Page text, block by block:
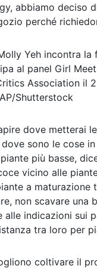
abbiamo deciso
perché
al panel Girl
Association il
Shutterstock
dove metterai
dove sono le cose
più basse,
vicino alle
a maturazione
non scavare una
alle indicazioni sui
tra loro per
coltivare il